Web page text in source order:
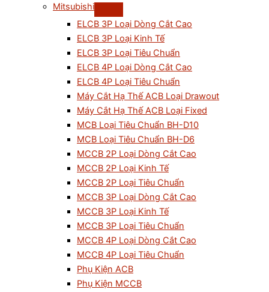
Mitsubishi
ELCB 3P Loại Dòng Cắt Cao
ELCB 3P Loại Kinh Tế
ELCB 3P Loại Tiêu Chuẩn
ELCB 4P Loại Dòng Cắt Cao
ELCB 4P Loại Tiêu Chuẩn
Máy Cắt Hạ Thế ACB Loại Drawout
Máy Cắt Hạ Thế ACB Loại Fixed
MCB Loại Tiêu Chuẩn BH-D10
MCB Loại Tiêu Chuẩn BH-D6
MCCB 2P Loại Dòng Cắt Cao
MCCB 2P Loại Kinh Tế
MCCB 2P Loại Tiêu Chuẩn
MCCB 3P Loại Dòng Cắt Cao
MCCB 3P Loại Kinh Tế
MCCB 3P Loại Tiêu Chuẩn
MCCB 4P Loại Dòng Cắt Cao
MCCB 4P Loại Tiêu Chuẩn
Phụ Kiện ACB
Phụ Kiện MCCB